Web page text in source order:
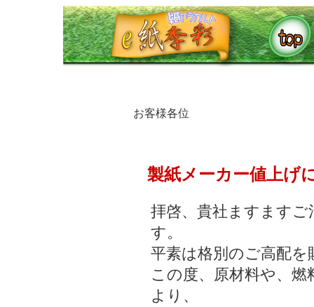
お客様各位
製紙メーカー値上げ
拝啓、貴社ますます
す。
平素は格別のご高配
この度、原材料や、
より、